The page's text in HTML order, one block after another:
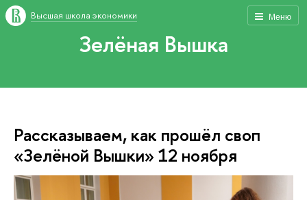
Меню
Высшая школа экономики
Зелёная Вышка
Рассказываем, как прошёл своп
«Зелёной Вышки» 12 ноября